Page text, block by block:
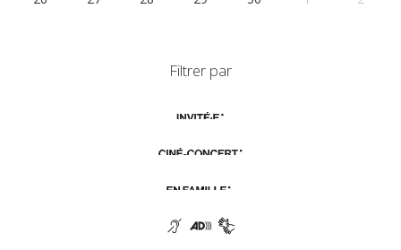
Filtrer par